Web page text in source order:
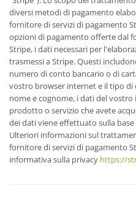
diversi metodi di pagamento
fornitore di servizi di pagamento
opzioni di pagamento offerte dal
Stripe, i dati necessari per
trasmessi a Stripe. Questi
numero di conto bancario o di
vostro browser internet e il tipo di
nome e cognome, i dati del
prodotto o servizio che avete
dei dati viene effettuato sulla base
Ulteriori informazioni sul
fornitore di servizi di pagamento
informativa sulla privacy https://